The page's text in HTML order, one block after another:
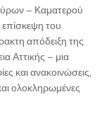
– Καματερού
του
απόδειξη της
Αττικής – μια
και ανακοινώσεις,
ολοκληρωμένες